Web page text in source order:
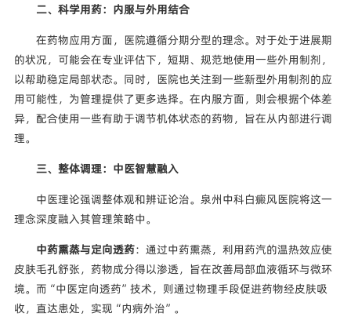
二、科学用药：内服与外用结合
在药物应用方面，医院遵循分期分型的理念。对于处于进展期
的状况，可能会在专业评估下，短期、规范地使用一些外用制剂，
以帮助稳定局部状态。同时，医院也关注到一些新型外用制剂的应
用可能性，为管理提供了更多选择。在内服方面，则会根据个体差
异，配合使用一些有助于调节机体状态的药物，旨在从内部进行调
理。
三、整体调理：中医智慧融入
中医理论强调整体观和辨证论治。泉州中科白癜风医院将这一
理念深度融入其管理策略中。
中药熏蒸与定向透药：通过中药熏蒸，利用药汽的温热效应使
皮肤毛孔舒张，药物成分得以渗透，旨在改善局部血液循环与微环
境。而“中医定向透药”技术，则通过物理手段促进药物经皮肤吸
收，直达患处，实现“内病外治”。